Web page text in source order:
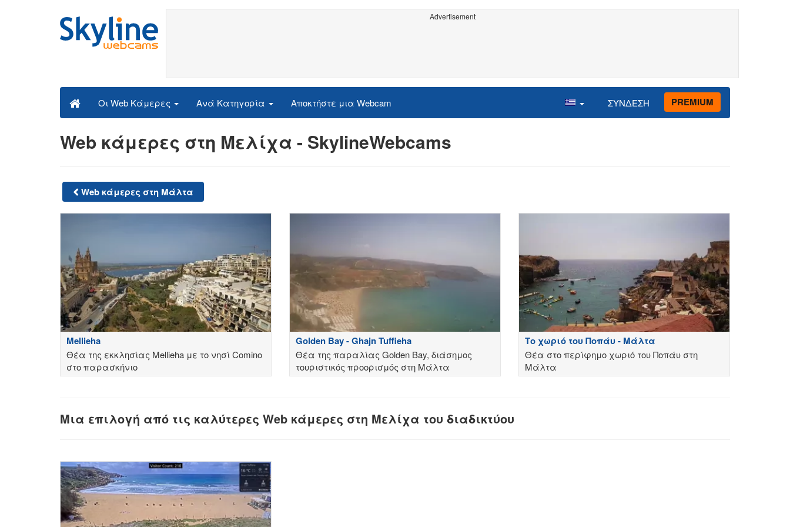
Advertisement
Οι Web Κάμερες Ανά Κατηγορία Αποκτήστε μια Webcam ΣΥΝΔΕΣΗ PREMIUM
Web κάμερες στη Μελίχα - SkylineWebcams
Web κάμερες στη Μάλτα
Mellieha
Θέα της εκκλησίας Mellieha με το νησί Comino
στο παρασκήνιο
Golden Bay - Ghajn Tuffieha
Θέα της παραλίας Golden Bay, διάσημος
τουριστικός προορισμός στη Μάλτα
Το χωριό του Ποπάυ - Μάλτα
Θέα στο περίφημο χωριό του Ποπάυ στη
Μάλτα
Μια επιλογή από τις καλύτερες Web κάμερες στη Μελίχα του διαδικτύου